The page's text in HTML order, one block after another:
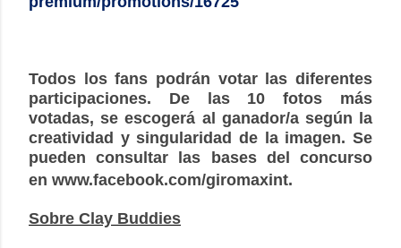
Todos los fans podrán votar las diferentes
participaciones. De las 10 fotos más
votadas, se escogerá al ganador/a según la
creatividad y singularidad de la imagen. Se
pueden consultar las bases del concurso
en www.facebook.com/giromaxint.
Sobre Clay Buddies